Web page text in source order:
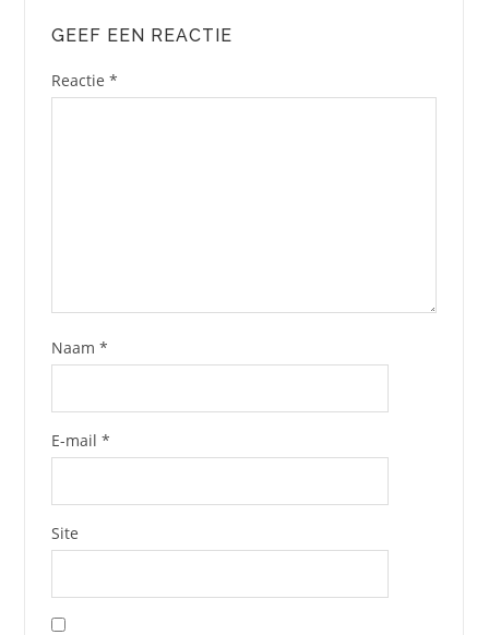
GEEF EEN REACTIE
Reactie *
Naam *
E-mail *
Site